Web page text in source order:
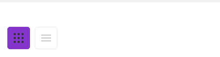
CONTACTO
MI CUENTA